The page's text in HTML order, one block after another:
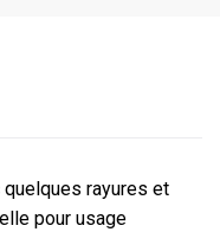
quelques rayures et
pour usage